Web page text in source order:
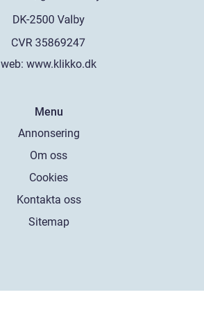
web: www.klikko.dk
Menu
Annonsering
Om oss
Cookies
Kontakta oss
Sitemap